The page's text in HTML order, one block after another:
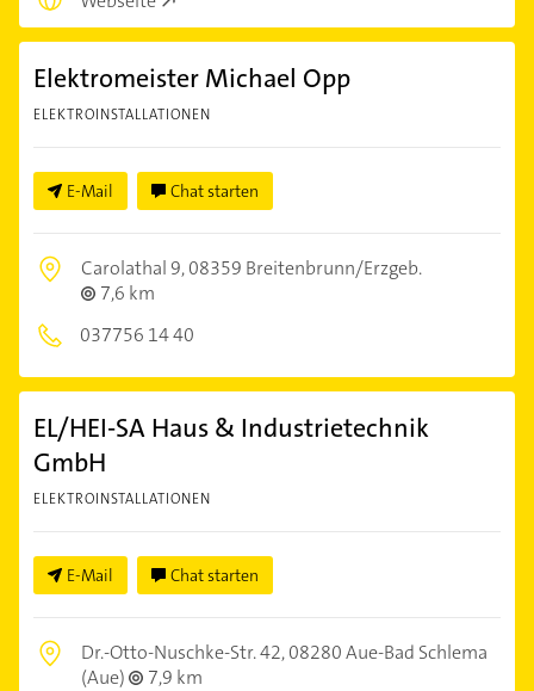
Elektromeister Michael Opp
ELEKTROINSTALLATIONEN
E-Mail Chat starten
Carolathal 9,08359 Breitenbrunn/Erzgeb.
7,6 km
037756 14 40
EL/HEI-SA Haus & Industrietechnik
GmbH
ELEKTROINSTALLATIONEN
E-Mail Chat starten
Dr.-Otto-Nuschke-Str. 42,08280 Aue-Bad Schlema
(Aue)
7,9 km